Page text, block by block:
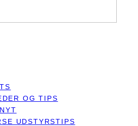
OG TIPS
UDSTYRSTIPS